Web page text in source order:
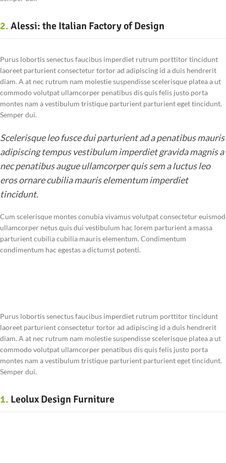
2. Alessi: the Italian Factory of Design
Purus lobortis senectus faucibus imperdiet rutrum porttitor tincidunt
laoreet parturient consectetur tortor ad adipiscing id a duis hendrerit
diam. A at nec rutrum nam molestie suspendisse scelerisque platea a ut
commodo volutpat ullamcorper penatibus dis quis felis justo porta
montes nam a vestibulum tristique parturient parturient eget tincidunt.
Semper dui.
Scelerisque leo fusce dui parturient ad a penatibus mauris
adipiscing tempus vestibulum imperdiet gravida magnis a
nec penatibus augue ullamcorper quis sem a luctus leo
eros ornare cubilia mauris elementum imperdiet
tincidunt.
Cum scelerisque montes conubia vivamus volutpat consectetur euismod
ullamcorper netus quis dui vestibulum hac lorem parturient a massa
parturient cubilia cubilia mauris elementum. Condimentum
condimentum hac egestas a dictumst potenti.
Purus lobortis senectus faucibus imperdiet rutrum porttitor tincidunt
laoreet parturient consectetur tortor ad adipiscing id a duis hendrerit
diam. A at nec rutrum nam molestie suspendisse scelerisque platea a ut
commodo volutpat ullamcorper penatibus dis quis felis justo porta
montes nam a vestibulum tristique parturient parturient eget tincidunt.
Semper dui.
1. Leolux Design Furniture